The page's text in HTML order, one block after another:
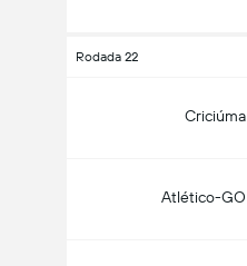
Rodada 22
Criciúma
Atlético-GO